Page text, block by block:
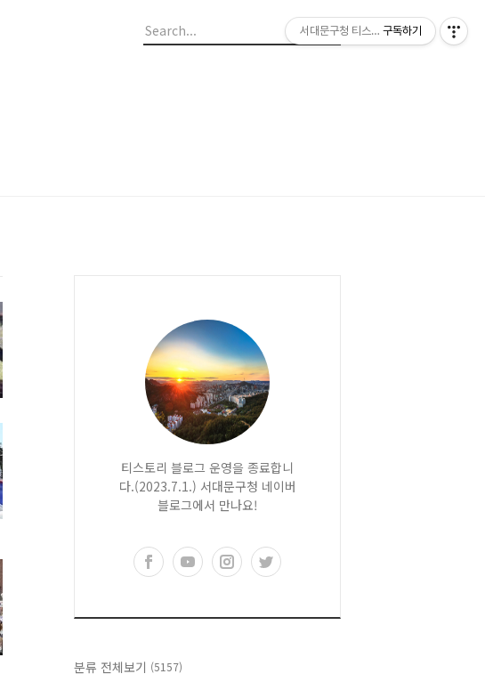
티스토리 블로그 운영을 종료합니
다.(2023.7.1.) 서대문구청 네이버
블로그에서 만나요!
분류 전체보기 (5157)
서대문구청 티스토리 블로그
구독하기